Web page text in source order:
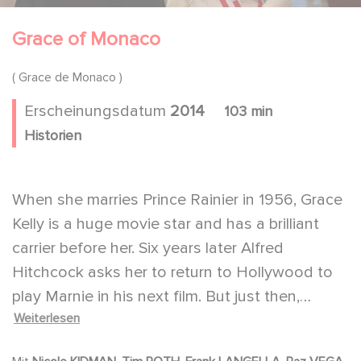
Grace of Monaco
( Grace de Monaco )
Erscheinungsdatum 2014
103 min
Historien
When she marries Prince Rainier in 1956, Grace
Kelly is a huge movie star and has a brilliant
carrier before her. Six years later Alfred
Hitchcock asks her to return to Hollywood to
play Marnie in his next film. But just then,
France is threatening to annex Monaco, the
Weiterlesen